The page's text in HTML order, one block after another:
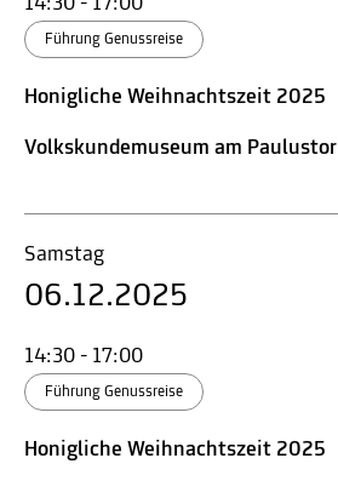
Führung Genussreise
Honigliche Weihnachtszeit 2025
Volkskundemuseum am Paulustor
Samstag
06.12.2025
14:30 - 17:00
Führung Genussreise
Honigliche Weihnachtszeit 2025